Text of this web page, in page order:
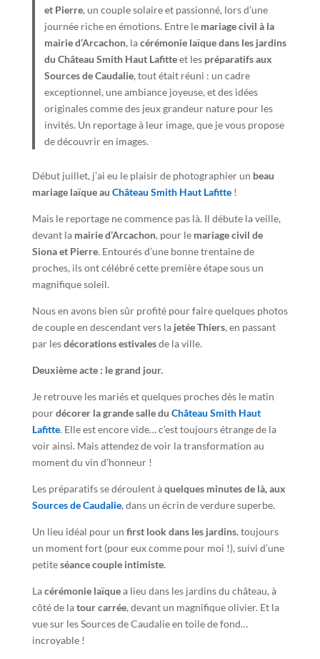
et Pierre, un couple solaire et passionné, lors d’une
journée riche en émotions. Entre le mariage civil à la
mairie d’Arcachon, lacérémonie laïque dans les jardins
du Château Smith Haut Lafitteet les préparatifs aux
Sources de Caudalie, tout était réuni : un cadre
exceptionnel, une ambiance joyeuse, et des idées
originales comme des jeux grandeur nature pour les
invités. Un reportage à leur image, que je vous propose
de découvrir en images.
Début juillet, j’ai eu le plaisir de photographier un beau
mariage laïque au Château Smith Haut Lafitte!
Mais le reportage ne commence pas là. Il débute la veille,
devant la mairie d’Arcachon, pour le mariage civil de
Siona et Pierre. Entourés d’une bonne trentaine de
proches, ils ont célébré cette première étape sous un
magnifique soleil.
Nous en avons bien sûr profité pour faire quelques photos
de couple en descendant vers la jetée Thiers, en passant
par lesdécorations estivalesde la ville.
Deuxième acte : le grand jour.
Je retrouve les mariés et quelques proches dès le matin
pourdécorer la grande salle du Château Smith Haut
Lafitte. Elle est encore vide… c’est toujours étrange de la
voir ainsi. Mais attendez de voir la transformation au
moment du vin d’honneur !
Les préparatifs se déroulent àquelques minutes de là, aux
Sources de Caudalie, dans un écrin de verdure superbe.
Un lieu idéal pour un first look dans les jardins, toujours
un moment fort (pour eux comme pour moi !), suivi d’une
petiteséance couple intimiste.
Lacérémonie laïquea lieu dans les jardins du château, à
côté de latour carrée, devant un magnifique olivier. Et la
vue sur les Sources de Caudalie en toile de fond…
incroyable !